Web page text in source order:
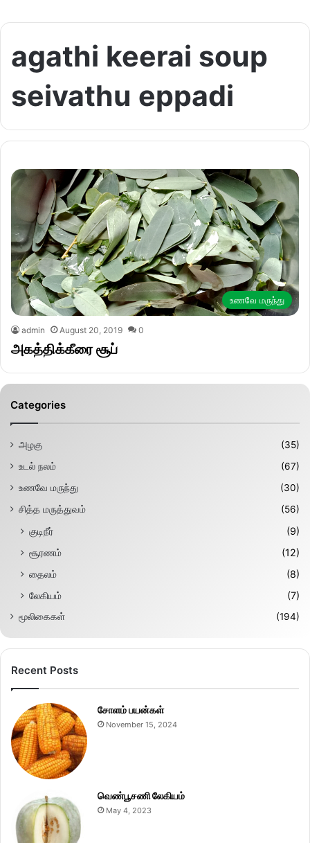
agathi keerai soup
seivathu eppadi
உணவே மருந்து
admin August 20, 2019 0
அகத்திக்கீரை சூப்
Categories
அழகு
(35)
உடல் நலம்
(67)
உணவே மருந்து
(30)
சித்த மருத்துவம்
(56)
குடிநீர்
(9)
சூரணம்
(12)
தைலம்
(8)
லேகியம்
(7)
மூலிகைகள் (194)
Recent Posts
சோளம் பயன்கள்
November 15, 2024
வெண்பூசணி லேகியம்
May 4, 2023